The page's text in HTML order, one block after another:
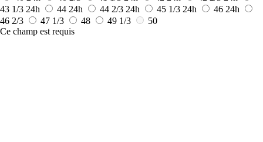
43 1/3 24h 44 24h 44 2/3 24h 45 1/3 24h 46 24h
46 2/3
47 1/3 48 49 1/3
50
Ce champ est requis